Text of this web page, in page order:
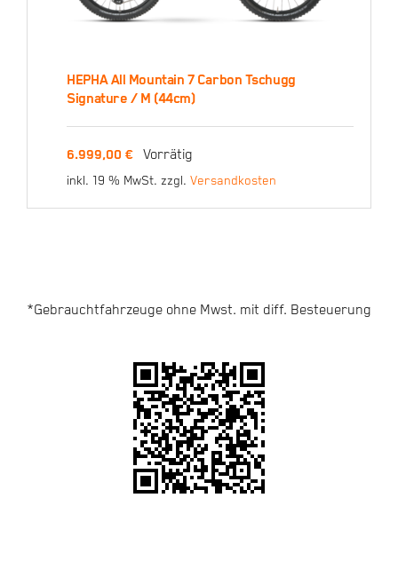
HEPHA All Mountain 7
Carbon Tschugg
Signature / M (44cm)
HEPHA All Mountain 7 Carbon Tschugg
Signature / M (44cm)
6.999,00€ Vorrätig
inkl. 19 % MwSt. zzgl.Versandkosten
*Gebrauchtfahrzeuge ohne Mwst. mit diff. Besteuerung